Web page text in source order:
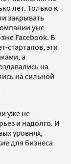
лет. Только к
закрывать
уже
Facebook. В
стартапов, эти
а
на
на сильной
уже не
и надолго. И
уровнях,
для бизнеса